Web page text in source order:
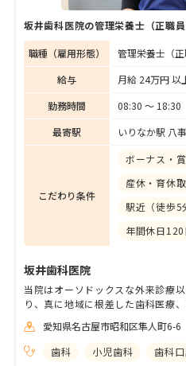
坂井歯科医院の管理栄養士（正職
職種（雇用形態）
管理栄養士（正
給与
月給 24万円 以
勤務時間
08:30 〜 18:30
最寄駅
いりなか駅 八
こだわり条件
ボーナス・
産休・育休
駅近（徒歩5
年間休日120
坂井歯科医院
当院はオーソドックスな外来診療
り、真に地域に根差した歯科医療
域の皆様の更なる期待に応えるべ
士を絶賛募集中です。 在宅の患者
適切な栄養管理やアドバイスなど
愛知県名古屋市昭和区隼人町6-6
歯科
小児歯科 歯科